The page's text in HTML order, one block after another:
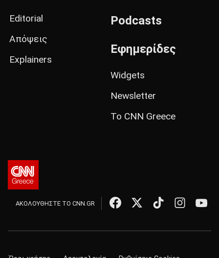
Editorial
Απόψεις
Explainers
Podcasts
Εφημερίδες
Widgets
Newsletter
Το CNN Greece
ΑΚΟΛΟΥΘΗΣΤΕ ΤΟ CNN.GR